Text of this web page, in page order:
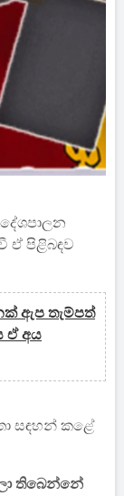
ඒ පිළිබඳව
ඇප තැම්පත්
ඒ අය
සඳහන් කළේ
තිබෙන්නේ